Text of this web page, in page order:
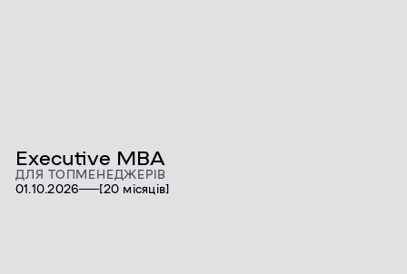
Executive MBA
ДЛЯ ТОПМЕНЕДЖЕРІВ
01.10.2026
[20 місяців]